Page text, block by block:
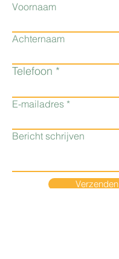
Voornaam
Achternaam
Telefoon
E-mailadres
Bericht schrijven
Verzenden